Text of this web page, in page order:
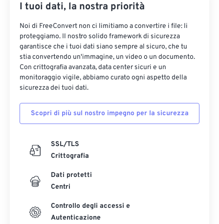
I tuoi dati, la nostra priorità
Noi di FreeConvert non ci limitiamo a convertire i file: li
proteggiamo. Il nostro solido framework di sicurezza
garantisce che i tuoi dati siano sempre al sicuro, che tu
stia convertendo un'immagine, un video o un documento.
Con crittografia avanzata, data center sicuri e un
monitoraggio vigile, abbiamo curato ogni aspetto della
sicurezza dei tuoi dati.
Scopri di più sul nostro impegno per la sicurezza
SSL/TLS
Crittografia
Dati protetti
Centri
Controllo degli accessi e
Autenticazione